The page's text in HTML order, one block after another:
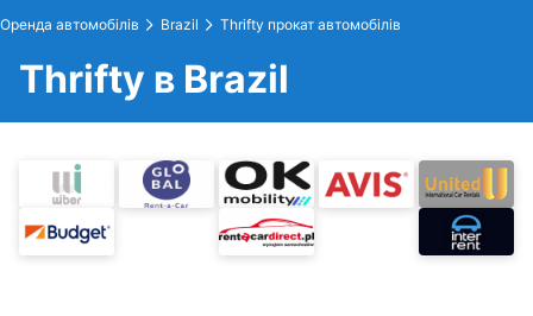
Оренда автомобілів Brazil Thrifty прокат автомобілів
Thrifty в Brazil